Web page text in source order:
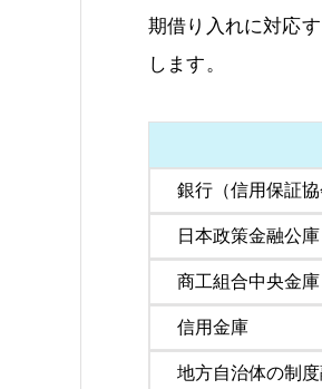
期借り入れに対応
します。
銀行（信用保証協
日本政策金融公庫
商工組合中央金庫
信用金庫
地方自治体の制